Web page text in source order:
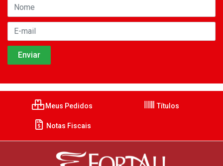
Meus Pedidos Títulos
Notas Fiscais